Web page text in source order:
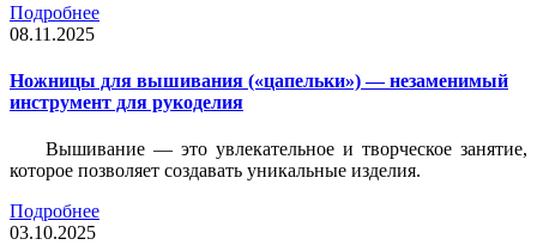
Подробнее
08.11.2025
Ножницы для вышивания («цапельки») — незаменимый
инструмент для рукоделия
Вышивание — это увлекательное и творческое занятие,
которое позволяет создавать уникальные изделия.
Подробнее
03.10.2025